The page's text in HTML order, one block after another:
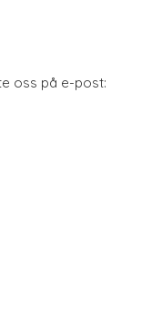
oss på e-post: